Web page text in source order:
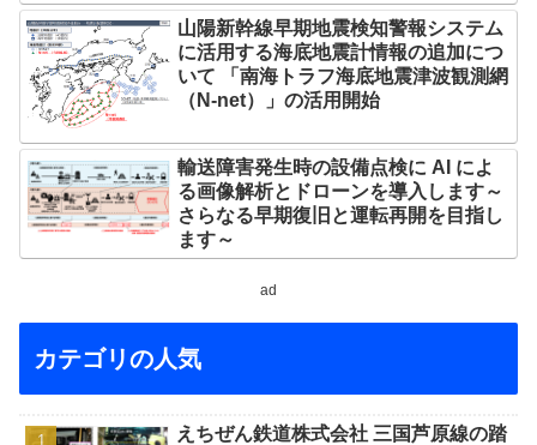
山陽新幹線早期地震検知警報システム
に活用する海底地震計情報の追加につ
いて 「南海トラフ海底地震津波観測網
（N-net）」の活用開始
輸送障害発生時の設備点検に AI によ
る画像解析とドローンを導入します～
さらなる早期復旧と運転再開を目指し
ます～
ad
カテゴリの人気
えちぜん鉄道株式会社 三国芦原線の踏